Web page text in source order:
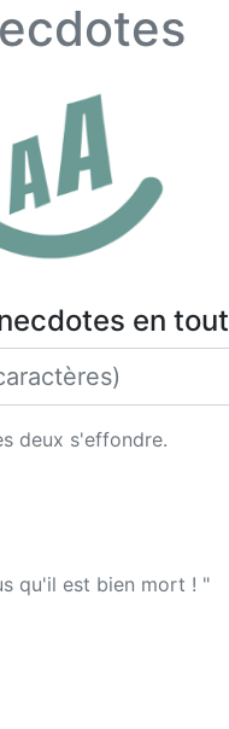
en tout
deux s'effondre.
qu'il est bien mort ! "